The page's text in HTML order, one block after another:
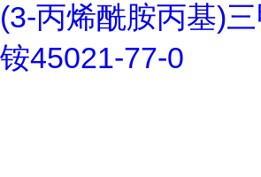
(3-丙烯酰胺丙基)
铵45021-77-0